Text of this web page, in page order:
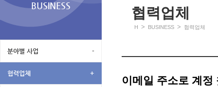
BUSINESS
분야별 사업 -
협력업체 +
협력업체
H > BUSINESS > 협력업체
이메일 주소로 계정